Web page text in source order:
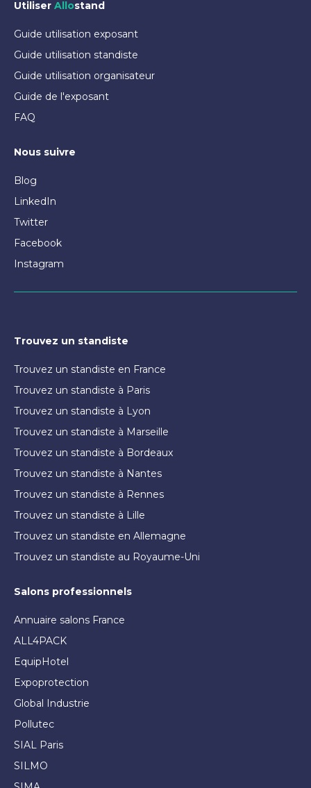
Utiliser Allostand
Guide utilisation exposant
Guide utilisation standiste
Guide utilisation organisateur
Guide de l'exposant
FAQ
Nous suivre
Blog
LinkedIn
Twitter
Facebook
Instagram
Trouvez un standiste
Trouvez un standiste en France
Trouvez un standiste à Paris
Trouvez un standiste à Lyon
Trouvez un standiste à Marseille
Trouvez un standiste à Bordeaux
Trouvez un standiste à Nantes
Trouvez un standiste à Rennes
Trouvez un standiste à Lille
Trouvez un standiste en Allemagne
Trouvez un standiste au Royaume-Uni
Salons professionnels
Annuaire salons France
ALL4PACK
EquipHotel
Expoprotection
Global Industrie
Pollutec
SIAL Paris
SILMO